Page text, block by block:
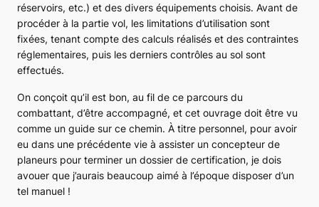
réservoirs, etc.) et des divers équipements choisis. Avant de
procéder à la partie vol, les limitations d’utilisation sont
fixées, tenant compte des calculs réalisés et des contraintes
réglementaires, puis les derniers contrôles au sol sont
effectués.
On conçoit qu’il est bon, au fil de ce parcours du
combattant, d’être accompagné, et cet ouvrage doit être vu
comme un guide sur ce chemin. À titre personnel, pour avoir
eu dans une précédente vie à assister un concepteur de
planeurs pour terminer un dossier de certification, je dois
avouer que j’aurais beaucoup aimé à l’époque disposer d’un
tel manuel !